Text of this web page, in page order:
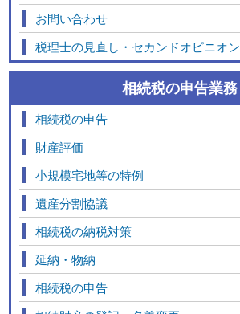
お問い合わせ
税理士の見直し・セカンドオピニオン
相続税の申告業務
相続税の申告
財産評価
小規模宅地等の特例
遺産分割協議
相続税の納税対策
延納・物納
相続税の申告